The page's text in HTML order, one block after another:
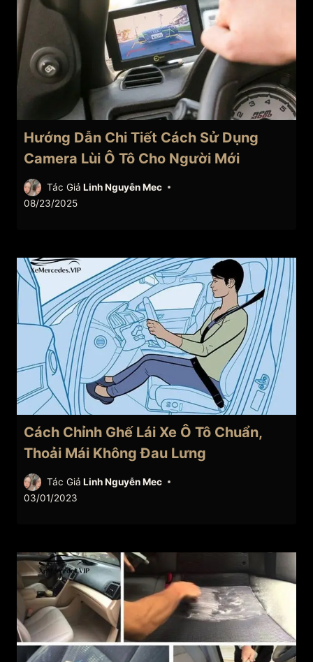
Hướng Dẫn Chi Tiết Cách Sử Dụng
Camera Lùi Ô Tô Cho Người Mới
Tác Giả Linh Nguyễn Mec
08/23/2025
Cách Chỉnh Ghế Lái Xe Ô Tô Chuẩn,
Thoải Mái Không Đau Lưng
Tác Giả Linh Nguyễn Mec
03/01/2023